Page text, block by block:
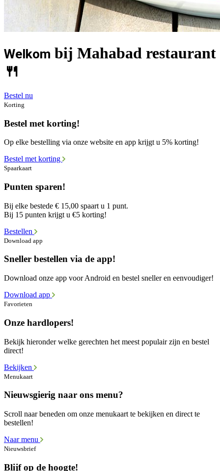
Welkom bij Mahabad restaurant
🍴
Bestel nu
Korting
Bestel met korting!
Op elke bestelling via onze website en app krijgt u 5% korting!
Bestel met korting
Spaarkaart
Punten sparen!
Bij elke bestede € 15,00 spaart u 1 punt.
Bij 15 punten krijgt u €5 korting!
Bestellen
Download app
Sneller bestellen via de app!
Download onze app voor Android en bestel sneller en eenvoudiger!
Download app
Favorieten
Onze hardlopers!
Bekijk hieronder welke gerechten het meest populair zijn en bestel
direct!
Bekijken
Menukaart
Nieuwsgierig naar ons menu?
Scroll naar beneden om onze menukaart te bekijken en direct te
bestellen!
Naar menu
Nieuwsbrief
Blijf op de hoogte!